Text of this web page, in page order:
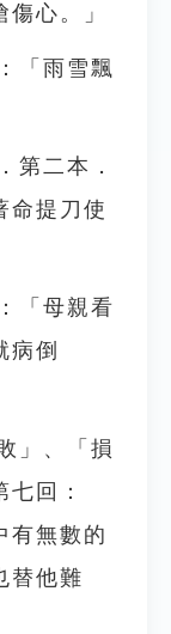
心。」
「雨雪飄
第二本．
命提刀使
「母親看
病倒
」、「損
回：
有無數的
替他難